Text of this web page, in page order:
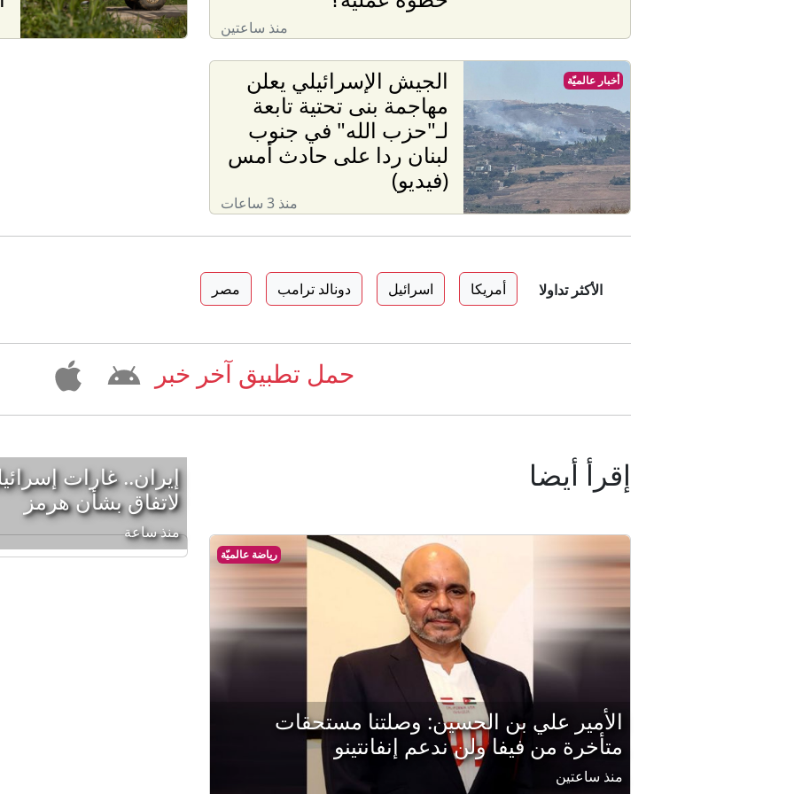
منذ ساعتين
الجيش الإسرائيلي يعلن
مهاجمة بنى تحتية تابعة
لـ"حزب الله" في جنوب
لبنان ردا على حادث أمس
(فيديو)
منذ 3 ساعات
أخبار عالميّة
الأكثر تداولا أمريكا اسرائيل دونالد ترامب مصر
حمل تطبيق آخر خبر
إقرأ أيضا
رياضة عالميّة
الأمير علي بن الحسين: وصلتنا مستحقات
متأخرة من فيفا ولن ندعم إنفانتينو
منذ ساعتين
إيران.. غارات
لاتفاق بشأن هرمز
منذ ساعة